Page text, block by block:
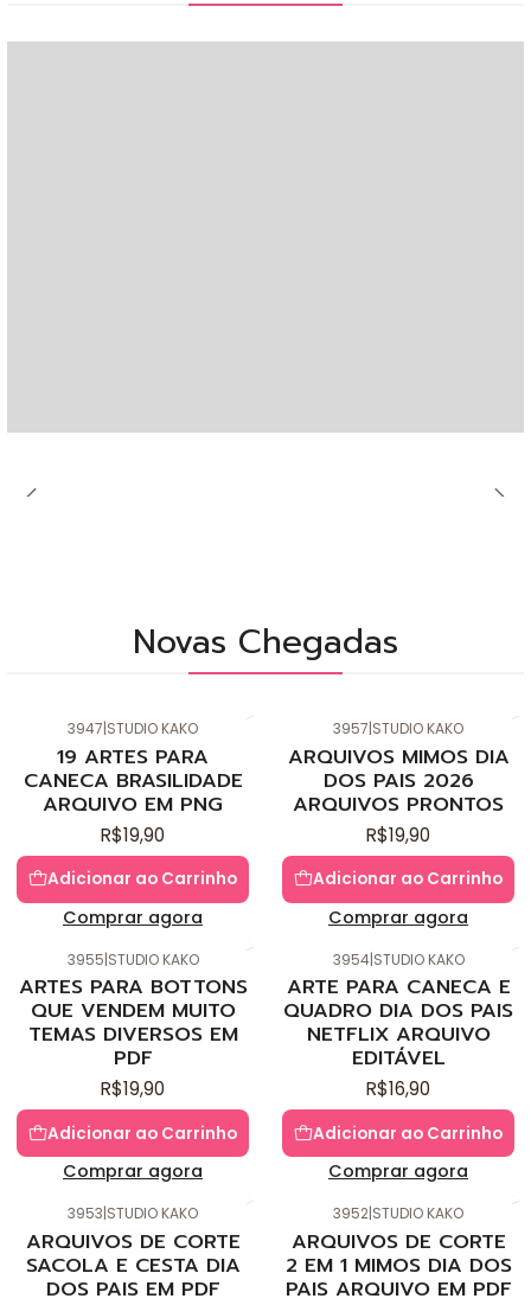
Novas Chegadas
3947|STUDIO KAKO
19 ARTES PARA
CANECA BRASILIDADE
ARQUIVO EM PNG
R$19,90
Adicionar ao Carrinho
Comprar agora
3957|STUDIO KAKO
ARQUIVOS MIMOS DIA
DOS PAIS 2026
ARQUIVOS PRONTOS
R$19,90
Adicionar ao Carrinho
Comprar agora
3955|STUDIO KAKO
ARTES PARA BOTTONS
QUE VENDEM MUITO
TEMAS DIVERSOS EM
PDF
R$19,90
Adicionar ao Carrinho
Comprar agora
3954|STUDIO KAKO
ARTE PARA CANECA E
QUADRO DIA DOS PAIS
NETFLIX ARQUIVO
EDITÁVEL
R$16,90
Adicionar ao Carrinho
Comprar agora
3953|STUDIO KAKO
ARQUIVOS DE CORTE
SACOLA E CESTA DIA
DOS PAIS EM PDF
3952|STUDIO KAKO
ARQUIVOS DE CORTE
2 EM 1 MIMOS DIA DOS
PAIS ARQUIVO EM PDF